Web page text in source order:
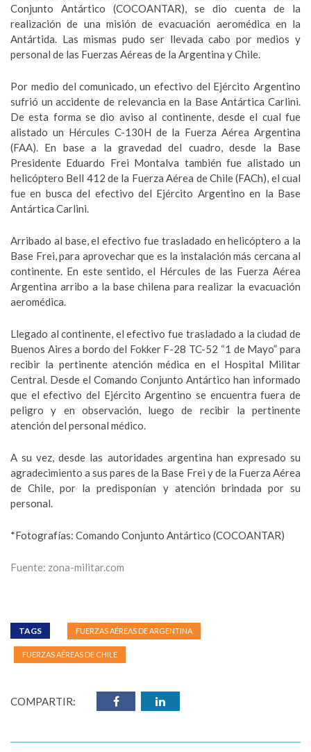
Conjunto Antártico (COCOANTAR), se dio cuenta de la
realización de una misión de evacuación aeromédica en la
Antártida. Las mismas pudo ser llevada cabo por medios y
personal de las Fuerzas Aéreas de la Argentina y Chile.
Por medio del comunicado, un efectivo del Ejército Argentino
sufrió un accidente de relevancia en la Base Antártica Carlini.
De esta forma se dio aviso al continente, desde el cual fue
alistado un Hércules C-130H de la Fuerza Aérea Argentina
(FAA). En base a la gravedad del cuadro, desde la Base
Presidente Eduardo Frei Montalva también fue alistado un
helicóptero Bell 412 de la Fuerza Aérea de Chile (FACh), el cual
fue en busca del efectivo del Ejército Argentino en la Base
Antártica Carlini.
Arribado al base, el efectivo fue trasladado en helicóptero a la
Base Frei, para aprovechar que es la instalación más cercana al
continente. En este sentido, el Hércules de las Fuerza Aérea
Argentina arribo a la base chilena para realizar la evacuación
aeromédica.
Llegado al continente, el efectivo fue trasladado a la ciudad de
Buenos Aires a bordo del Fokker F-28 TC-52 “1 de Mayo” para
recibir la pertinente atención médica en el Hospital Militar
Central. Desde el Comando Conjunto Antártico han informado
que el efectivo del Ejército Argentino se encuentra fuera de
peligro y en observación, luego de recibir la pertinente
atención del personal médico.
A su vez, desde las autoridades argentina han expresado su
agradecimiento a sus pares de la Base Frei y de la Fuerza Aérea
de Chile, por la predisponían y atención brindada por su
personal.
*Fotografías: Comando Conjunto Antártico (COCOANTAR)
Fuente: zona-militar.com
TAGS FUERZAS AÉREAS DE ARGENTINA
FUERZAS AÉREAS DE CHILE
COMPARTIR: